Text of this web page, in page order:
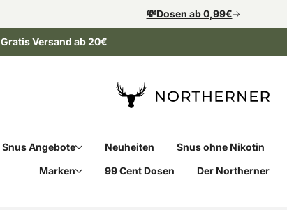
💸Dosen ab 0,99€
Gratis Versand ab 20€
Snus Angebote Neuheiten Snus ohne Nikotin
Marken
99 Cent Dosen Der Northerner